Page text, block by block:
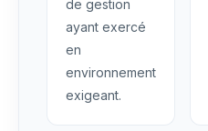
de gestion
ayant exercé
en
environnement
exigeant.